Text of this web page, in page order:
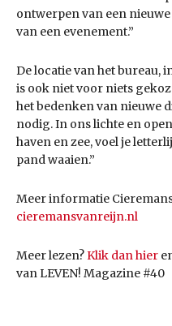
ontwerpen van een
van een evenement.”
De locatie van het bureau,
is ook niet voor niets
het bedenken van nieuwe
nodig. In ons lichte en
haven en zee, voel je
pand waaien.”
Meer informatie
cieremansvanreijn.nl
Meer lezen?Klik dan hier
van LEVEN! Magazine #40